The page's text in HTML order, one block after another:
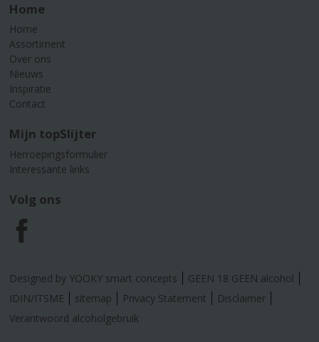
Home
Home
Assortiment
Over ons
Nieuws
Inspiratie
Contact
Mijn topSlijter
Herroepingsformulier
Interessante links
Volg ons
F
a
c
Designed by YOOKY smart concepts
GEEN 18 GEEN alcohol
IDIN/ITSME
sitemap Privacy Statement
Disclaimer
Verantwoord alcoholgebruik